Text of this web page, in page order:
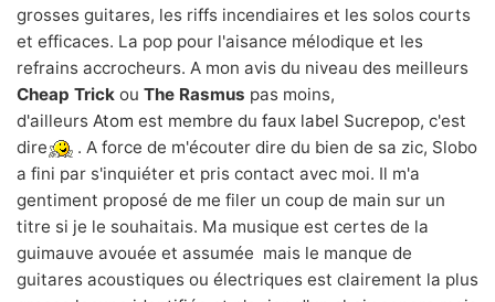
grosses guitares, les riffs incendiaires et les solos courts
et efficaces. La pop pour l'aisance mélodique et les
refrains accrocheurs. A mon avis du niveau des meilleurs
Cheap Trick ou The Rasmus pas moins,
d'ailleurs Atom est membre du faux label Sucrepop, c'est
dire
. A force de m'écouter dire du bien de sa zic, Slobo
a fini par s'inquiéter et pris contact avec moi. Il m'a
gentiment proposé de me filer un coup de main sur un
titre si je le souhaitais. Ma musique est certes de la
guimauve avouée et assumée mais le manque de
guitares acoustiques ou électriques est clairement la plus